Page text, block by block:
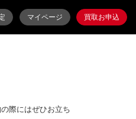
マイページ 買取お申込
際にはぜひお立ち